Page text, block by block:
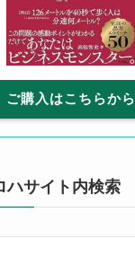
ご購入はこちらから
ハサイト内検索